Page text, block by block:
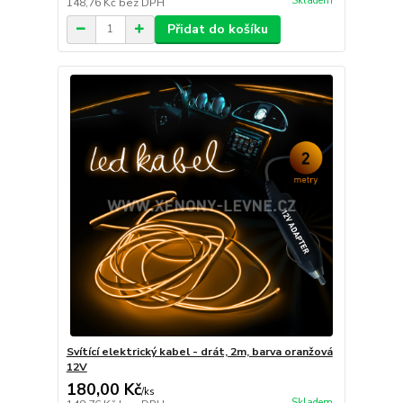
Přidat do košíku
Svítící elektrický kabel - drát, 2m, barva oranžová
12V
180,00 Kč/ks